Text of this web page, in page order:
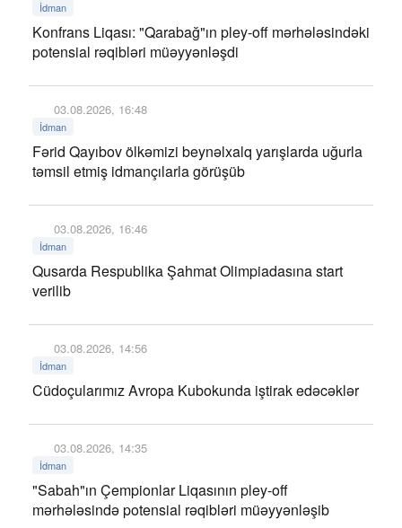
İdman
Konfrans Liqası: "Qarabağ"ın pley-off mərhələsindəki
potensial rəqibləri müəyyənləşdi
03.08.2026, 16:48
İdman
Fərid Qayıbov ölkəmizi beynəlxalq yarışlarda uğurla
təmsil etmiş idmançılarla görüşüb
03.08.2026, 16:46
İdman
Qusarda Respublika Şahmat Olimpiadasına start
verilib
03.08.2026, 14:56
İdman
Cüdoçularımız Avropa Kubokunda iştirak edəcəklər
03.08.2026, 14:35
İdman
"Sabah"ın Çempionlar Liqasının pley-off
mərhələsində potensial rəqibləri müəyyənləşib